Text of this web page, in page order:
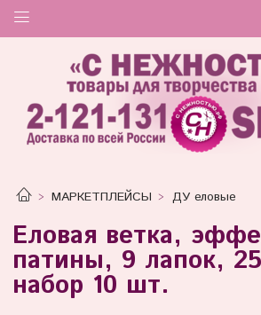
МАРКЕТПЛЕЙСЫ ДУ еловые
Еловая ветка,
патины, 9 лапок,
набор 10 шт.